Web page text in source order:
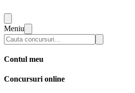
Meniu
Contul meu
Concursuri online